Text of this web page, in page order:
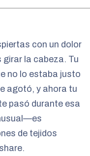
con un dolor
girar la cabeza. Tu
no lo estaba justo
agotó, y ahora tu
pasó durante esa
de tejidos